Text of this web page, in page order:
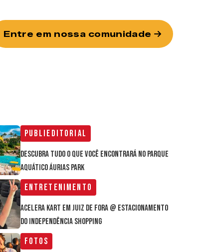
Entre em nossa comunidade
Publieditorial
Descubra tudo o que você encontrará no parque
aquático Áurias Park
Entretenimento
Acelera Kart em Juiz de Fora @ estacionamento
do Independência Shopping
Fotos